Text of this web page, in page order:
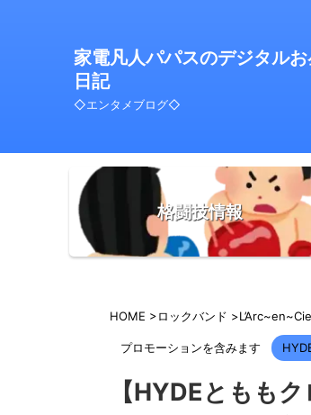
家電凡人パパスのデジタル
日記
◇エンタメブログ◇
格闘技情報
HOME >ロックバンド >
プロモーションを含みます
【HYDEともも